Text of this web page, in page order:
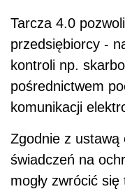
Tarcza 4.0
przedsiębiorcy -
kontroli np.
pośrednictwem
komunikacji
Zgodnie z
świadczeń na
mogły zwrócić